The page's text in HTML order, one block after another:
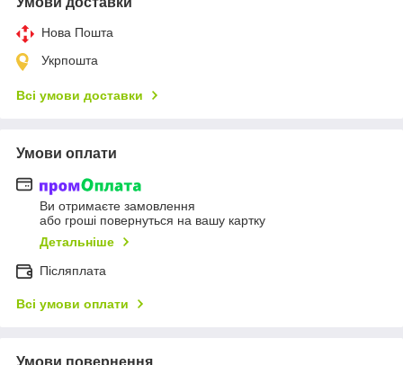
Нова Пошта
Укрпошта
Всі умови доставки
Умови оплати
Ви отримаєте замовлення
або гроші повернуться на вашу картку
Детальніше
Післяплата
Всі умови оплати
Умови повернення